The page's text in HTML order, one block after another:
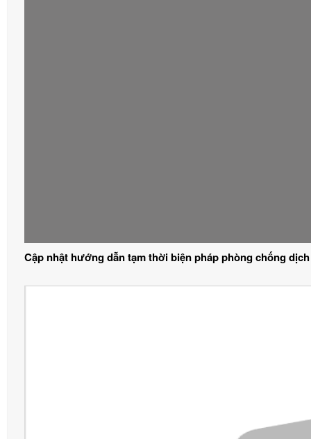
Cập nhật hướng dẫn tạm thời biện pháp phòng chống dịch